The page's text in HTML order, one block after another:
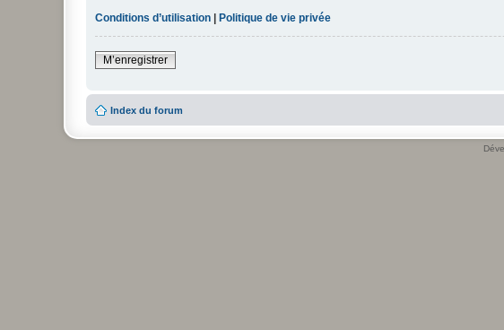
Conditions d’utilisation | Politique de vie privée
M’enregistrer
Index du forum